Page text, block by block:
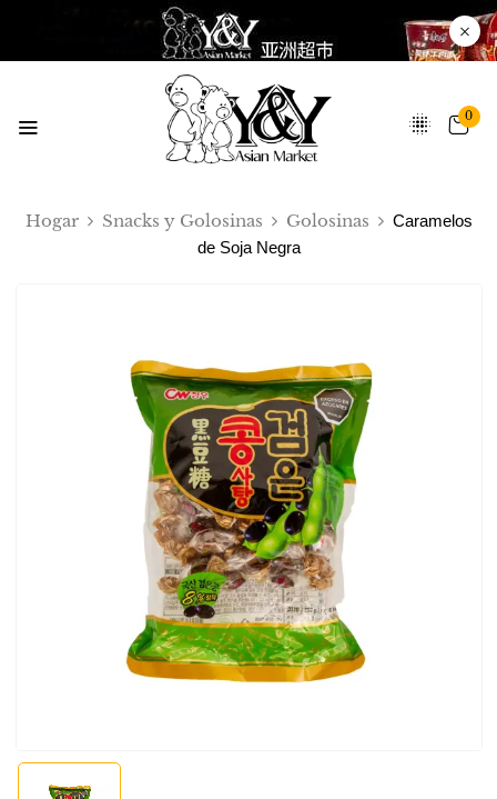
0
Hogar Snacks y Golosinas Golosinas
Caramelos
de Soja Negra